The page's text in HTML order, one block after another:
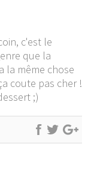
c'est le
que la
la même chose
coute pas cher !
;)